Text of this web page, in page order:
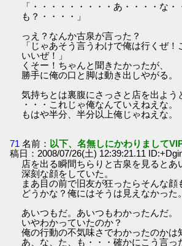
「・・・・・・・・・あ・・・・な・
も？・・・・」
っえ？なんか古泉が言った？
「じゃあそう言うわけで俺は行くぜ
いいぜ！」
くそー！ちゃんと聞きたかったが、
勝手に俺の口と脚は動き出しやがる。
気持ちとは裏腹にさっさと店を出よう
・・・これじゃ俺なんていえねえな。
もはや半分、半分以上俺じゃねえな。
71 名前： 以下、名無しにかわりまして
稿日：2008/07/26(土) 12:39:21.11
店を出る瞬間ちらりと古泉を見るとあ
深刻な顔をしていた。
まあ目の前で旧友が狂ったらそんな顔
どうかな？俺にはそうは見えなかった。
あいつもだ。あいつもわかったんだ。
いやわかっていたのか？
俺の行動の不気味さでわかったのかは
あ、な、た、も・・・確かにこう言っ